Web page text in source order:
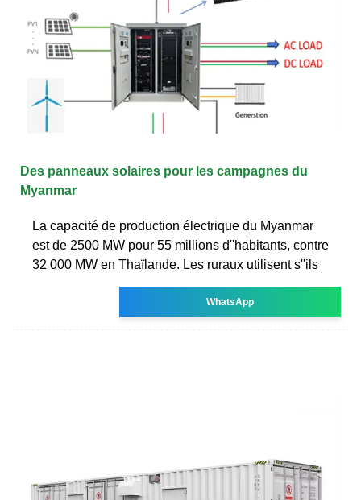
Des panneaux solaires pour les campagnes du
Myanmar
La capacité de production électrique du Myanmar
est de 2500 MW pour 55 millions d''habitants, contre
32 000 MW en Thaïlande. Les ruraux utilisent s''ils
WhatsApp